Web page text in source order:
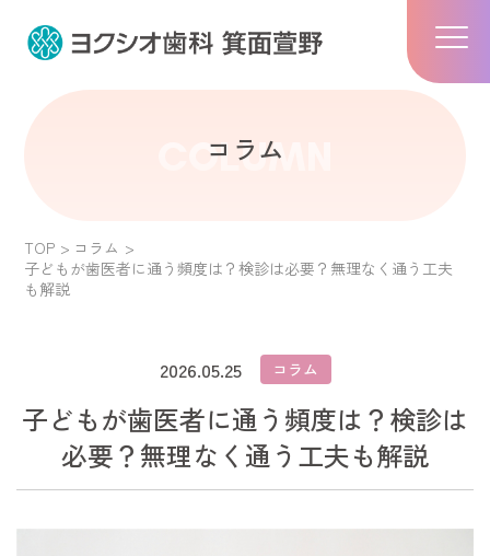
COLUMN
コラム
TOP
コラム
子どもが歯医者に通う頻度は？検診は必要？無理なく通う工夫
も解説
2026.05.25 コラム
子どもが歯医者に通う頻度は？検診は
必要？無理なく通う工夫も解説